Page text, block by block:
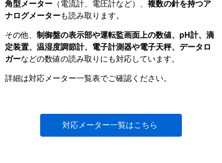
角型メーター （電流計、電圧計など）、 複数の針を持つア
ナログメーターも読み取ります。
その他、 制御盤の表示部や運転監画面上の数値、pH計、滴
定装置、温湿度調節計、電子計測器や電子天秤、データロ
ガーなどの数値の読み取りにも対応しています。
詳細は対応メーター一覧表でご確認ください。
対応メーター一覧はこちら